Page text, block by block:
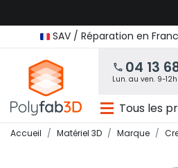
SAV / Réparation en
04 13
Lun. au ven. 9-12h
Tous les
Accueil Matériel 3D Marque